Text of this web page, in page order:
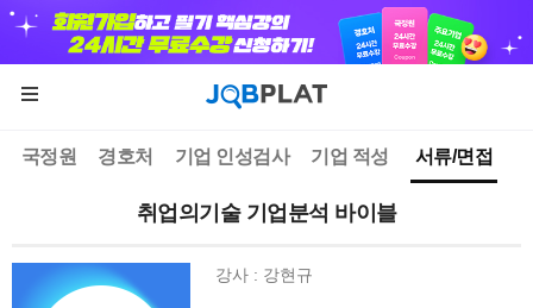
국정원 경호처 기업 인성검사 기업 적성 서류/면접
취업의기술 기업분석 바이블
강사 : 강현규